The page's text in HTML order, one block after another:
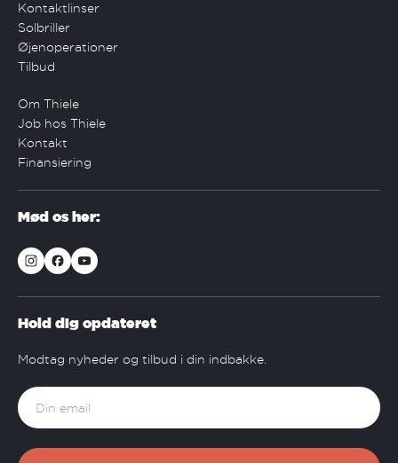
Kontaktlinser
Solbriller
Øjenoperationer
Tilbud
Om Thiele
Job hos Thiele
Kontakt
Finansiering
Mød os her:
Hold dig opdateret
Modtag nyheder og tilbud i din indbakke.